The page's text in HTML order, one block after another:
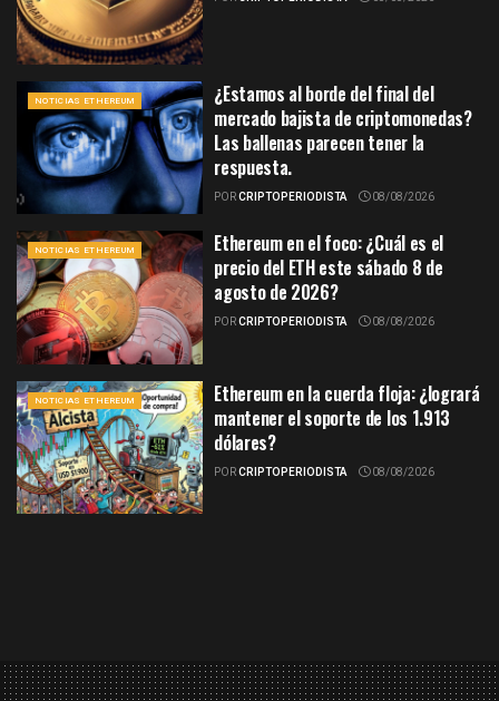
NOTICIAS ETHEREUM
¿Estamos al borde del final del
mercado bajista de criptomonedas?
Las ballenas parecen tener la
respuesta.
PORCRIPTOPERIODISTA 08/08/2026
NOTICIAS ETHEREUM
Ethereum en el foco: ¿Cuál es el
precio del ETH este sábado 8 de
agosto de 2026?
PORCRIPTOPERIODISTA 08/08/2026
NOTICIAS ETHEREUM
Ethereum en la cuerda floja: ¿logrará
mantener el soporte de los 1.913
dólares?
PORCRIPTOPERIODISTA 08/08/2026